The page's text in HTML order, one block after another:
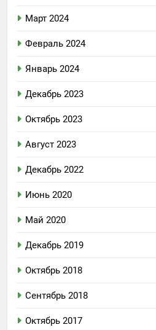
Март 2024
Февраль 2024
Январь 2024
Декабрь 2023
Октябрь 2023
Август 2023
Декабрь 2022
Июнь 2020
Май 2020
Декабрь 2019
Октябрь 2018
Сентябрь 2018
Октябрь 2017